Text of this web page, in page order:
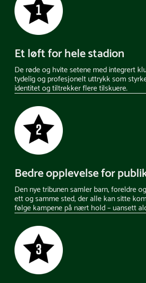
Et løft for hele stadion
De røde og hvite setene med integrert
tydelig og profesjonelt uttrykk som
identitet og tiltrekker flere tilskuere.
Bedre opplevelse for
Den nye tribunen samler barn, foreldre
ett og samme sted, der alle kan sitte
følge kampene på nært hold – uansett